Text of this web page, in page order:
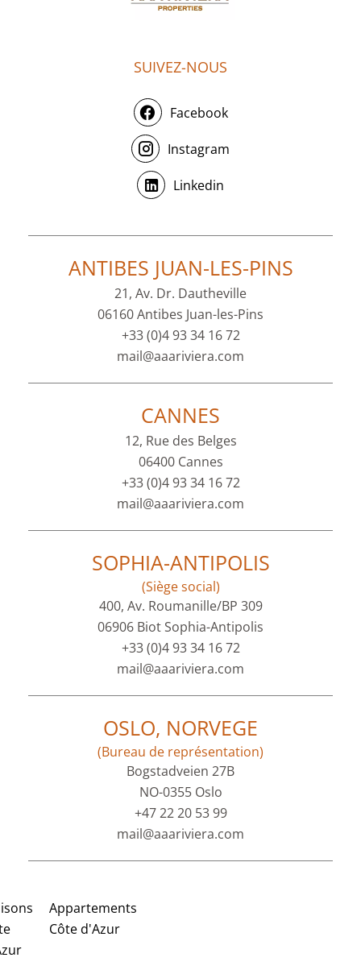
SUIVEZ-NOUS
Facebook
Instagram
Linkedin
ANTIBES JUAN-LES-PINS
21, Av. Dr. Dautheville
06160 Antibes Juan-les-Pins
+33 (0)4 93 34 16 72
mail@aaariviera.com
CANNES
12, Rue des Belges
06400 Cannes
+33 (0)4 93 34 16 72
mail@aaariviera.com
SOPHIA-ANTIPOLIS
(Siège social)
400, Av. Roumanille/BP 309
06906 Biot Sophia-Antipolis
+33 (0)4 93 34 16 72
mail@aaariviera.com
OSLO, NORVEGE
(Bureau de représentation)
Bogstadveien 27B
NO-0355 Oslo
+47 22 20 53 99
mail@aaariviera.com
Appartements
Côte d'Azur